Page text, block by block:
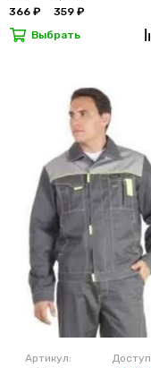
366 ₽
359 ₽
Выбрать
Артикул: